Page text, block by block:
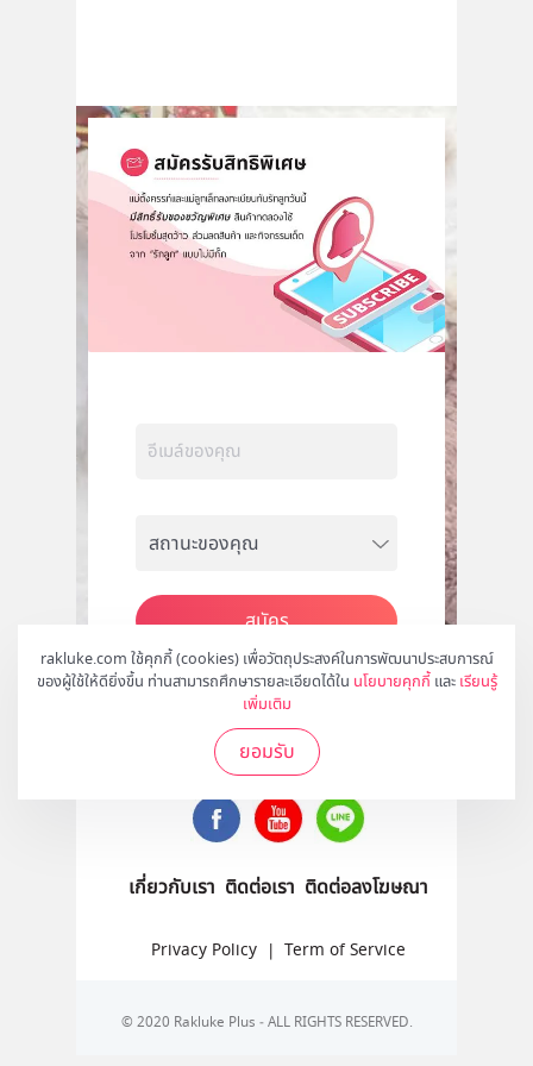
rakluke.com ใช้คุกกี้ (cookies) เพื่อวัตถุประสงค์ในการพัฒนาประสบการณ์
ของผู้ใช้ให้ดียิ่งขึ้น ท่านสามารถศึกษารายละเอียดได้ใน นโยบายคุกกี้ และ เรียนรู้
เพิ่มเติม
ยอมรับ
สมัคร
ติดตามเราได้ที่
เกี่ยวกับเรา ติดต่อเรา ติดต่อลงโฆษณา
Privacy Policy | Term of Service
© 2020 Rakluke Plus - ALL RIGHTS RESERVED.